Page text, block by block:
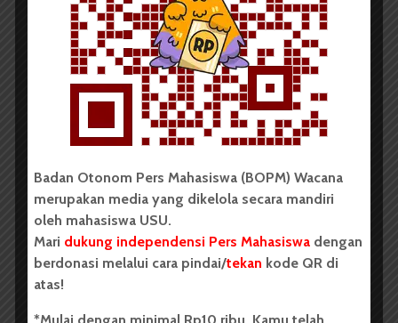
Redaksi
Badan Otonom Pers Mahasiswa (BOPM) Wacana
merupakan pers mahasiswa yang berdiri di luar
Universitas Sumatera Utara (USU).
LIHAT SEMUA ARTIKEL
Badan Otonom Pers Mahasiswa (BOPM) Wacana
merupakan media yang dikelola secara mandiri
oleh mahasiswa USU.
Mari dukung independensi Pers Mahasiswa dengan
berdonasi melalui cara pindai/tekan kode QR di
atas!